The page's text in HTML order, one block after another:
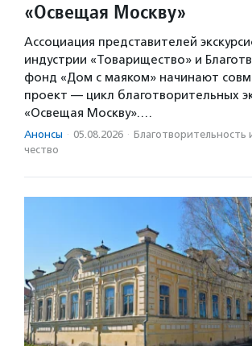
«Освещая Москву»
Ассоциация представителей
индустрии «Товарищество» и
фонд «Дом с маяком» начинают
проект — цикл благотворительных
«Освещая Москву».…
Анонсы · 05.08.2026 ·
чест­во